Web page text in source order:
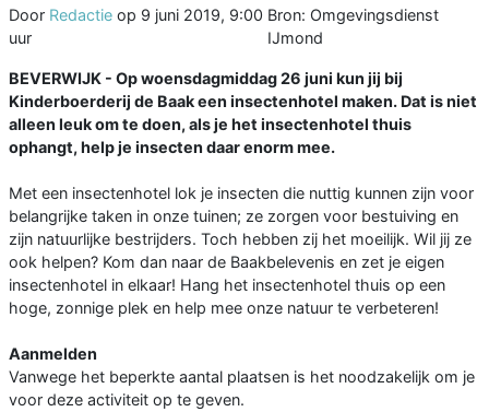
Door Redactie op 9 juni 2019, 9:00
uur
Bron: Omgevingsdienst
IJmond
BEVERWIJK - Op woensdagmiddag 26 juni kun jij bij
Kinderboerderij de Baak een insectenhotel maken. Dat is niet
alleen leuk om te doen, als je het insectenhotel thuis
ophangt, help je insecten daar enorm mee.
Met een insectenhotel lok je insecten die nuttig kunnen zijn voor
belangrijke taken in onze tuinen; ze zorgen voor bestuiving en
zijn natuurlijke bestrijders. Toch hebben zij het moeilijk. Wil jij ze
ook helpen? Kom dan naar de Baakbelevenis en zet je eigen
insectenhotel in elkaar! Hang het insectenhotel thuis op een
hoge, zonnige plek en help mee onze natuur te verbeteren!
Aanmelden
Vanwege het beperkte aantal plaatsen is het noodzakelijk om je
voor deze activiteit op te geven.